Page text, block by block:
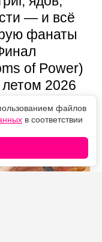
— и всё
фанаты
of Power)
2026
файлов
в соответствии